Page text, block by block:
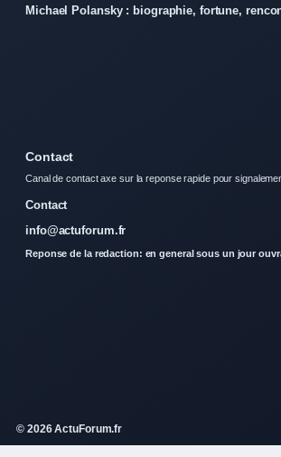
Michael Polansky : biographie, fortune,
Contact
Canal de contact axe sur la reponse rapide pour
Contact
info@actuforum.fr
Reponse de la redaction: en general sous un jour
© 2026 ActuForum.fr